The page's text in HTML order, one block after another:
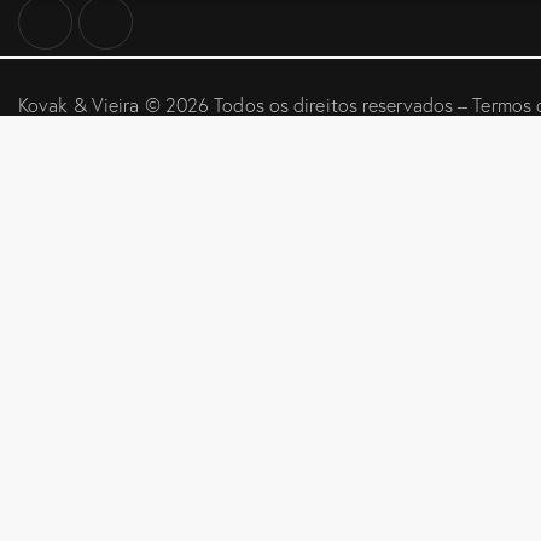
Kovak & Vieira © 2026 Todos os direitos reservados –Termos